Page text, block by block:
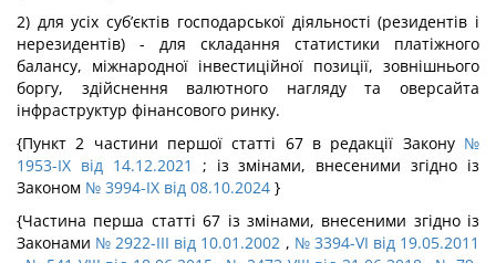
2) для усіх суб’єктів господарської діяльності (резидентів і
нерезидентів) - для складання статистики платіжного
балансу, міжнародної інвестиційної позиції, зовнішнього
боргу, здійснення валютного нагляду та оверсайта
інфраструктур фінансового ринку.
{Пункт 2 частини першої статті 67 в редакції Закону №
1953-IX від 14.12.2021
; із змінами, внесеними згідно із
Законом № 3994-IX від 08.10.2024 }
{Частина перша статті 67 із змінами, внесеними згідно із
Законами № 2922-III від 10.01.2002 , № 3394-VI від 19.05.2011